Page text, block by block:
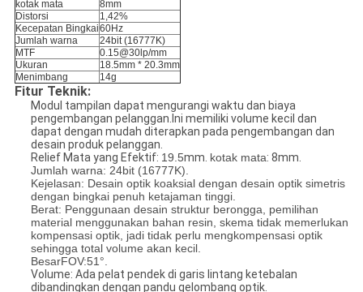
kotak mata
8mm
Distorsi
1,42%
Kecepatan Bingkai60Hz
Jumlah warna
24bit (16777K)
MTF
0.15@30lp/mm
Ukuran
18.5mm * 20.3mm
Menimbang
14g
Fitur Teknik:
Modul tampilan dapat mengurangi waktu dan biaya
pengembangan pelanggan.Ini memiliki volume kecil dan
dapat dengan mudah diterapkan pada pengembangan dan
desain produk pelanggan.
Relief Mata yang Efektif: 19.5mm. kotak mata: 8mm.
Jumlah warna: 24bit (16777K).
Kejelasan: Desain optik koaksial dengan desain optik simetris
dengan bingkai penuh ketajaman tinggi.
Berat: Penggunaan desain struktur berongga, pemilihan
material menggunakan bahan resin, skema tidak memerlukan
kompensasi optik, jadi tidak perlu mengkompensasi optik
sehingga total volume akan kecil.
BesarFOV:51°.
Volume: Ada pelat pendek di garis lintang ketebalan
dibandingkan dengan pandu gelombang optik.